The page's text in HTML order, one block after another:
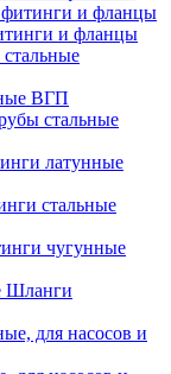
и фланцы
ВГП
стальные
латунные
стальные
чугунные
Шланги